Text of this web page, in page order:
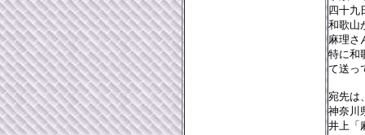
四十九
和歌山
麻理さ
特に和
て送っ
宛先は
神奈川
井上「